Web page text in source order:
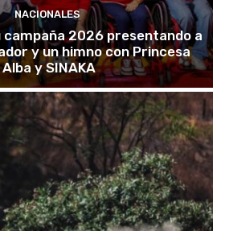
NACIONALES
campaña 2026 presentando a
y un himno con Princesa
Alba y SINAKA